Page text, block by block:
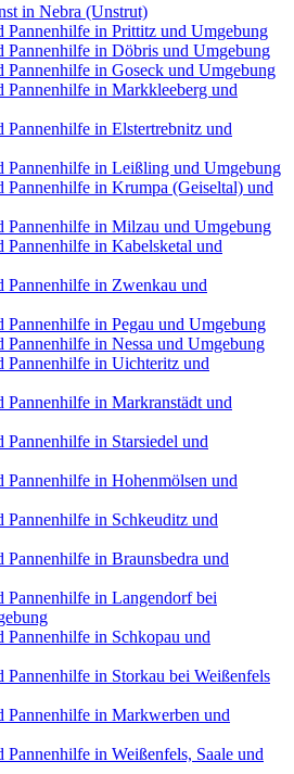
in Nebra (Unstrut)
Pannenhilfe in Prittitz und Umgebung
Pannenhilfe in Döbris und Umgebung
Pannenhilfe in Goseck und Umgebung
Pannenhilfe in Markkleeberg und
Pannenhilfe in Elstertrebnitz und
Pannenhilfe in Leißling und Umgebung
Pannenhilfe in Krumpa (Geiseltal) und
Pannenhilfe in Milzau und Umgebung
Pannenhilfe in Kabelsketal und
Pannenhilfe in Zwenkau und
Pannenhilfe in Pegau und Umgebung
Pannenhilfe in Nessa und Umgebung
Pannenhilfe in Uichteritz und
Pannenhilfe in Markranstädt und
Pannenhilfe in Starsiedel und
Pannenhilfe in Hohenmölsen und
Pannenhilfe in Schkeuditz und
Pannenhilfe in Braunsbedra und
Pannenhilfe in Langendorf bei
Pannenhilfe in Schkopau und
Pannenhilfe in Storkau bei Weißenfels
Pannenhilfe in Markwerben und
Pannenhilfe in Weißenfels, Saale und